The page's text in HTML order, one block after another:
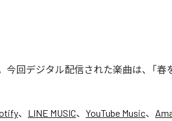
今回デジタル配信された楽曲は、「春
、 LINE MUSIC、 YouTube Music、